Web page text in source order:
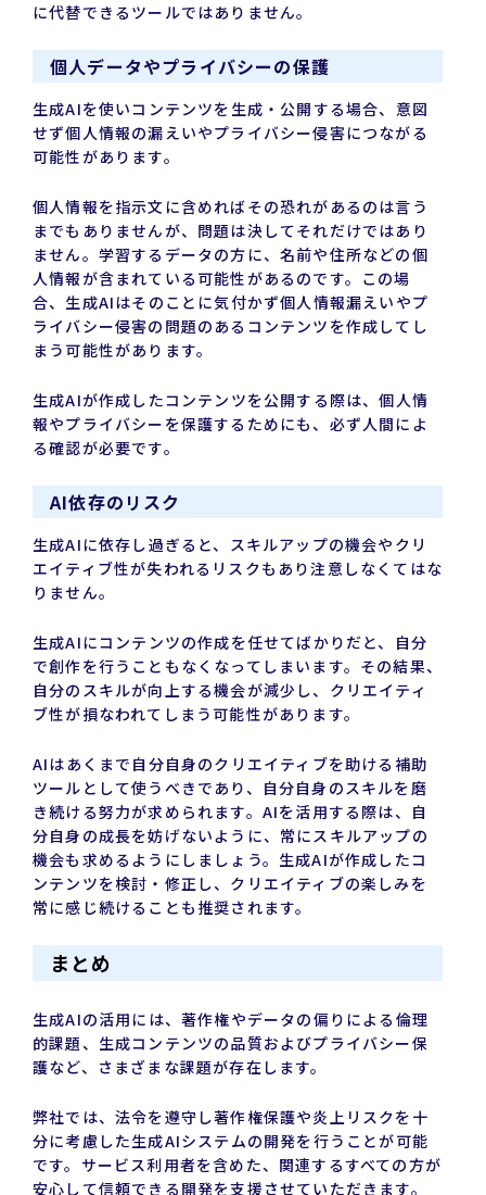
に代替できるツールではありません。
個人データやプライバシーの保護
生成AIを使いコンテンツを生成・公開する場合、意図
せず個人情報の漏えいやプライバシー侵害につながる
可能性があります。
個人情報を指示文に含めればその恐れがあるのは言う
までもありませんが、問題は決してそれだけではあり
ません。学習するデータの方に、名前や住所などの個
人情報が含まれている可能性があるのです。この場
合、生成AIはそのことに気付かず個人情報漏えいやプ
ライバシー侵害の問題のあるコンテンツを作成してし
まう可能性があります。
生成AIが作成したコンテンツを公開する際は、個人情
報やプライバシーを保護するためにも、必ず人間によ
る確認が必要です。
AI依存のリスク
生成AIに依存し過ぎると、スキルアップの機会やクリ
エイティブ性が失われるリスクもあり注意しなくてはな
りません。
生成AIにコンテンツの作成を任せてばかりだと、自分
で創作を行うこともなくなってしまいます。その結果、
自分のスキルが向上する機会が減少し、クリエイティ
ブ性が損なわれてしまう可能性があります。
AIはあくまで自分自身のクリエイティブを助ける補助
ツールとして使うべきであり、自分自身のスキルを磨
き続ける努力が求められます。AIを活用する際は、自
分自身の成長を妨げないように、常にスキルアップの
機会も求めるようにしましょう。生成AIが作成したコ
ンテンツを検討・修正し、クリエイティブの楽しみを
常に感じ続けることも推奨されます。
まとめ
生成AIの活用には、著作権やデータの偏りによる倫理
的課題、生成コンテンツの品質およびプライバシー保
護など、さまざまな課題が存在します。
弊社では、法令を遵守し著作権保護や炎上リスクを十
分に考慮した生成AIシステムの開発を行うことが可能
です。サービス利用者を含めた、関連するすべての方が
安心して信頼できる開発を支援させていただきます。